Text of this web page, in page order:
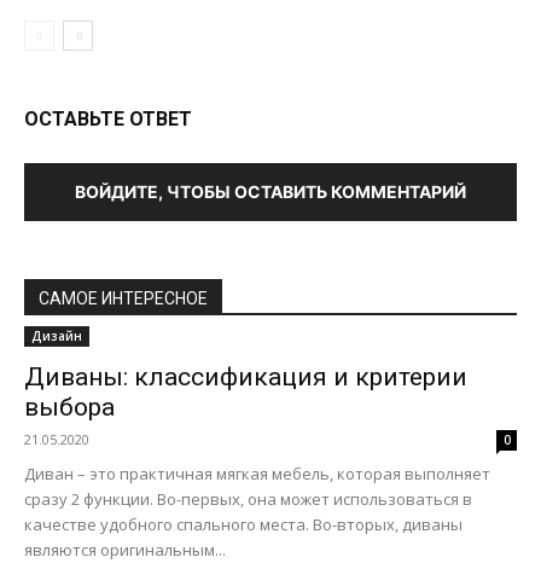
ОСТАВЬТЕ ОТВЕТ
ВОЙДИТЕ, ЧТОБЫ ОСТАВИТЬ КОММЕНТАРИЙ
САМОЕ ИНТЕРЕСНОЕ
Дизайн
Диваны: классификация и критерии
выбора
21.05.2020 0
Диван – это практичная мягкая мебель, которая выполняет
сразу 2 функции. Во-первых, она может использоваться в
качестве удобного спального места. Во-вторых, диваны
являются оригинальным...